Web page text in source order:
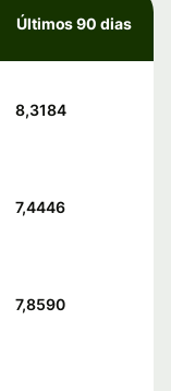
Últimos 90 dias
8,3184
7,4446
7,8590